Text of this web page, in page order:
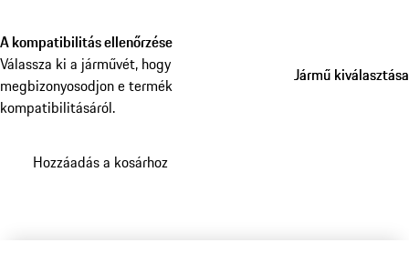
A kompatibilitás ellenőrzése
Válassza ki a járművét, hogy
megbizonyosodjon e termék
kompatibilitásáról.
Jármű kiválasztása
Jármű kiválasztása
Hozzáadás a kosárhoz